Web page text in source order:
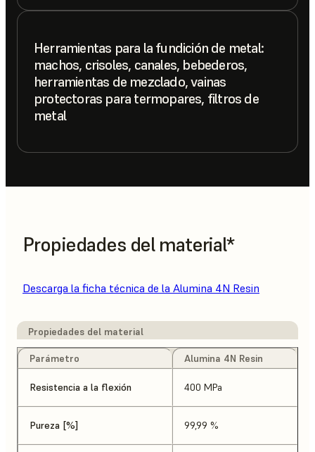
Herramientas para la fundición de metal:
machos, crisoles, canales, bebederos,
herramientas de mezclado, vainas
protectoras para termopares, filtros de
metal
Propiedades del material*
Descarga la ficha técnica de la Alumina 4N Resin
Propiedades del material
Parámetro Alumina 4N Resin
Resistencia a la flexión 400 MPa
Pureza [%] 99,99 %